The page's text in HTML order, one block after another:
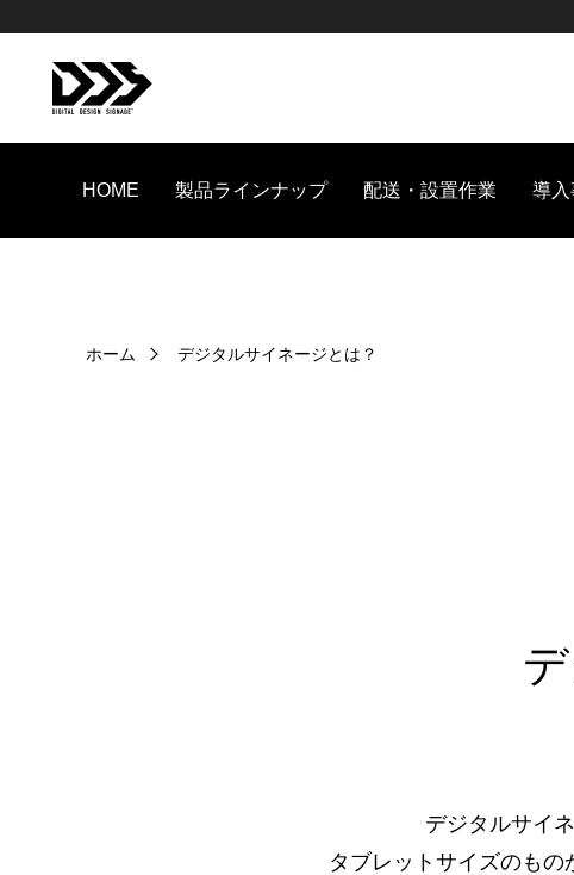
HOME 製品ラインナップ 配送・設置作業 導入
ホーム デジタルサイネージとは？
デジタルサイ
タブレットサイズのもの